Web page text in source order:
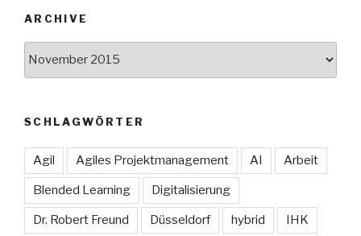
ARCHIVE
SCHLAGWÖRTER
Agil Agiles Projektmanagement AI Arbeit
Blended Learning Digitalisierung
Dr. Robert Freund Düsseldorf hybrid IHK